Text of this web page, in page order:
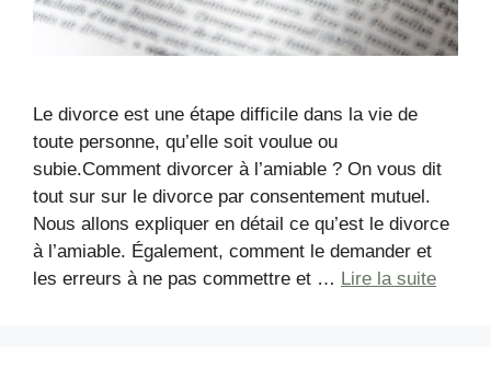
Le divorce est une étape difficile dans la vie de
toute personne, qu’elle soit voulue ou
subie.Comment divorcer à l’amiable ? On vous dit
tout sur sur le divorce par consentement mutuel.
Nous allons expliquer en détail ce qu’est le divorce
à l’amiable. Également, comment le demander et
les erreurs à ne pas commettre et … Lire la suite